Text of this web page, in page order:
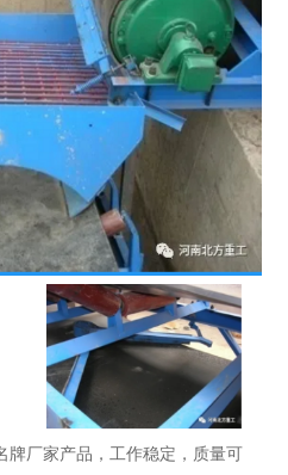
厂家产品，工作稳定，质量可